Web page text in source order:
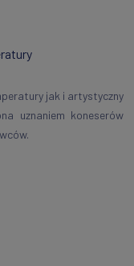
jak i artystyczny
uznaniem koneserów